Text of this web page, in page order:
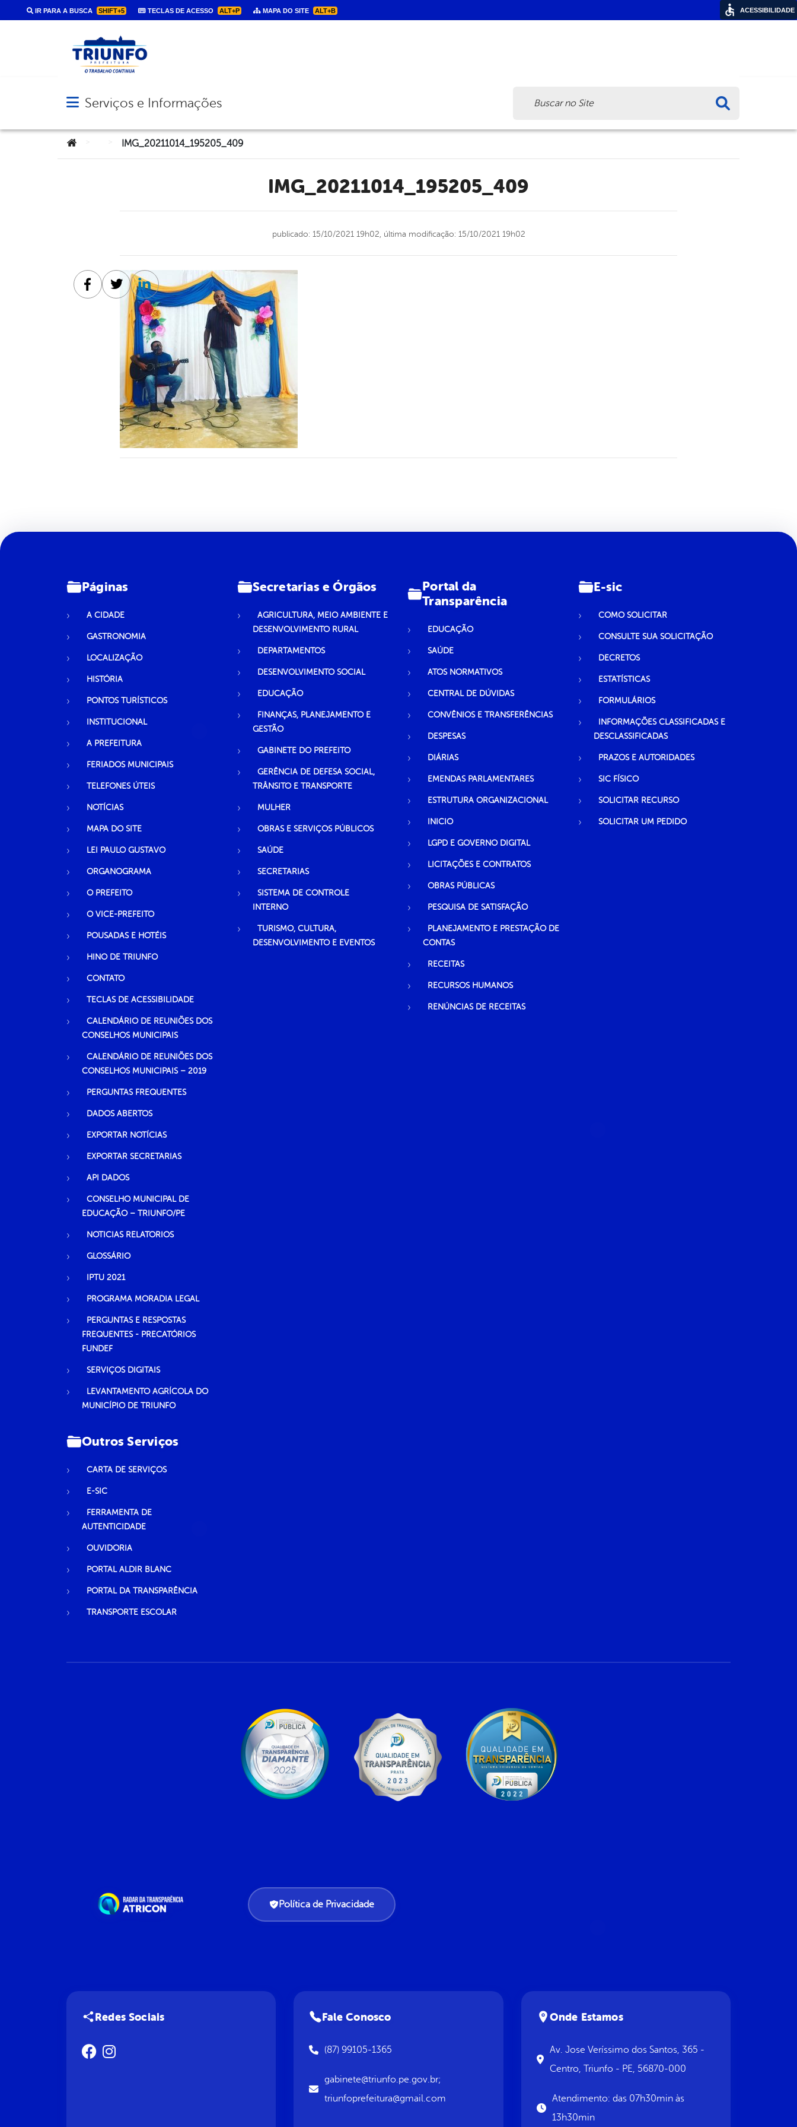
IR PARA A BUSCA SHIFT+5 TECLAS DE ACESSO ALT+P MAPA DO SITE ALT+B
Abrir menu principal de navegação
Serviços e Informações
Você está aqui:IMG_20211014_195205_409
IMG_20211014_195205_409
publicado: 15/10/2021 19h02, última modificação: 15/10/2021 19h02
Facebook
TwitterLinkedin
Páginas
A CIDADE
GASTRONOMIA
LOCALIZAÇÃO
HISTÓRIA
PONTOS TURÍSTICOS
INSTITUCIONAL
A PREFEITURA
FERIADOS MUNICIPAIS
TELEFONES ÚTEIS
NOTÍCIAS
MAPA DO SITE
LEI PAULO GUSTAVO
ORGANOGRAMA
O PREFEITO
O VICE-PREFEITO
POUSADAS E HOTÉIS
HINO DE TRIUNFO
CONTATO
TECLAS DE ACESSIBILIDADE
CALENDÁRIO DE REUNIÕES DOS
CONSELHOS MUNICIPAIS
CALENDÁRIO DE REUNIÕES DOS
CONSELHOS MUNICIPAIS – 2019
PERGUNTAS FREQUENTES
DADOS ABERTOS
EXPORTAR NOTÍCIAS
EXPORTAR SECRETARIAS
API DADOS
CONSELHO MUNICIPAL DE
EDUCAÇÃO – TRIUNFO/PE
NOTICIAS RELATORIOS
GLOSSÁRIO
IPTU 2021
PROGRAMA MORADIA LEGAL
PERGUNTAS E RESPOSTAS
FREQUENTES - PRECATÓRIOS
FUNDEF
SERVIÇOS DIGITAIS
LEVANTAMENTO AGRÍCOLA DO
MUNICÍPIO DE TRIUNFO
Secretarias e Órgãos
AGRICULTURA, MEIO AMBIENTE E
DESENVOLVIMENTO RURAL
DEPARTAMENTOS
DESENVOLVIMENTO SOCIAL
EDUCAÇÃO
FINANÇAS, PLANEJAMENTO E
GESTÃO
GABINETE DO PREFEITO
GERÊNCIA DE DEFESA SOCIAL,
TRÂNSITO E TRANSPORTE
MULHER
OBRAS E SERVIÇOS PÚBLICOS
SAÚDE
SECRETARIAS
SISTEMA DE CONTROLE
INTERNO
TURISMO, CULTURA,
DESENVOLVIMENTO E EVENTOS
Portal da
Transparência
EDUCAÇÃO
SAÚDE
ATOS NORMATIVOS
CENTRAL DE DÚVIDAS
CONVÊNIOS E TRANSFERÊNCIAS
DESPESAS
DIÁRIAS
EMENDAS PARLAMENTARES
ESTRUTURA ORGANIZACIONAL
INICIO
LGPD E GOVERNO DIGITAL
LICITAÇÕES E CONTRATOS
OBRAS PÚBLICAS
PESQUISA DE SATISFAÇÃO
PLANEJAMENTO E PRESTAÇÃO DE
CONTAS
RECEITAS
RECURSOS HUMANOS
RENÚNCIAS DE RECEITAS
E-sic
COMO SOLICITAR
CONSULTE SUA SOLICITAÇÃO
DECRETOS
ESTATÍSTICAS
FORMULÁRIOS
INFORMAÇÕES CLASSIFICADAS E
DESCLASSIFICADAS
PRAZOS E AUTORIDADES
SIC FÍSICO
SOLICITAR RECURSO
SOLICITAR UM PEDIDO
Outros Serviços
CARTA DE SERVIÇOS
E-SIC
FERRAMENTA DE
AUTENTICIDADE
OUVIDORIA
PORTAL ALDIR BLANC
PORTAL DA TRANSPARÊNCIA
TRANSPORTE ESCOLAR
Política de Privacidade
Redes Sociais Fale Conosco
(87) 99105-1365
gabinete@triunfo.pe.gov.br;
triunfoprefeitura@gmail.com
Onde Estamos
Av. Jose Veríssimo dos Santos, 365 -
Centro, Triunfo - PE, 56870-000
Atendimento: das 07h30min às
13h30min
ACESSIBILIDADE